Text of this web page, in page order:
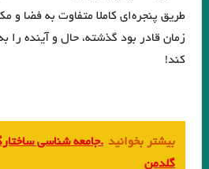
تحلیل کهن الگویی داستان رستم و
مرادی
بر آنها ندارد.»
طریق پنجره‌ای کاملا متفاوت به فضا و
زمان قادر بود گذشته، حال و آینده را
کند!
بیشتر بخوانید .جامعه شناسی
گلدمن